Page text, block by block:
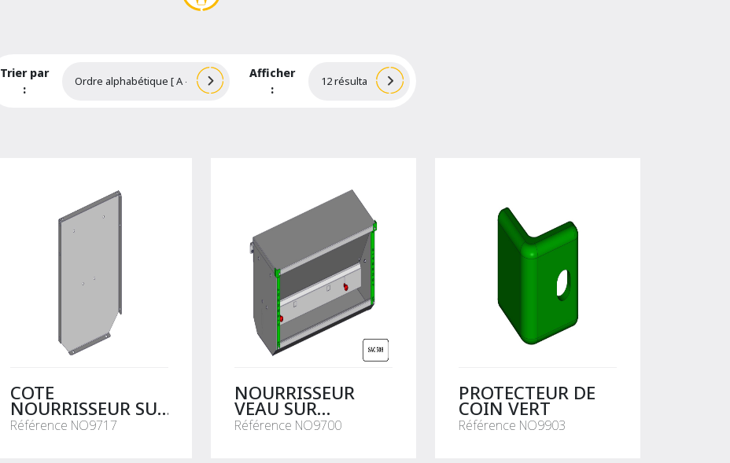
Trier par
:
Afficher
:
COTE
NOURRISSEUR SUR
BARRIERE
Référence NO9717
NOURRISSEUR
VEAU SUR
BARRIERE
Référence NO9700
PROTECTEUR DE
COIN VERT
Référence NO9903